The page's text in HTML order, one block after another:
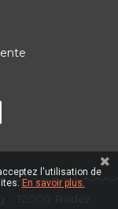
12000 Rodez
l'utilisation de
En savoir plus.